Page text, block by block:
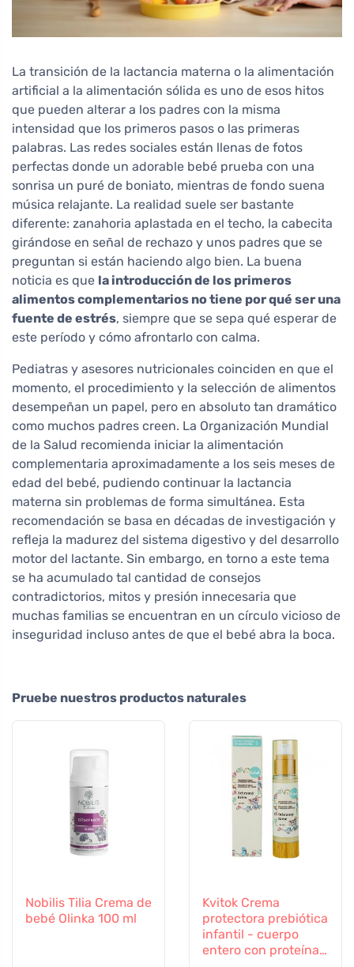
La transición de la lactancia materna o la alimentación
artificial a la alimentación sólida es uno de esos hitos
que pueden alterar a los padres con la misma
intensidad que los primeros pasos o las primeras
palabras. Las redes sociales están llenas de fotos
perfectas donde un adorable bebé prueba con una
sonrisa un puré de boniato, mientras de fondo suena
música relajante. La realidad suele ser bastante
diferente: zanahoria aplastada en el techo, la cabecita
girándose en señal de rechazo y unos padres que se
preguntan si están haciendo algo bien. La buena
noticia es que la introducción de los primeros
alimentos complementarios no tiene por qué ser una
fuente de estrés, siempre que se sepa qué esperar de
este período y cómo afrontarlo con calma.
Pediatras y asesores nutricionales coinciden en que el
momento, el procedimiento y la selección de alimentos
desempeñan un papel, pero en absoluto tan dramático
como muchos padres creen. La Organización Mundial
de la Salud recomienda iniciar la alimentación
complementaria aproximadamente a los seis meses de
edad del bebé, pudiendo continuar la lactancia
materna sin problemas de forma simultánea. Esta
recomendación se basa en décadas de investigación y
refleja la madurez del sistema digestivo y del desarrollo
motor del lactante. Sin embargo, en torno a este tema
se ha acumulado tal cantidad de consejos
contradictorios, mitos y presión innecesaria que
muchas familias se encuentran en un círculo vicioso de
inseguridad incluso antes de que el bebé abra la boca.
Pruebe nuestros productos naturales
Nobilis Tilia Crema de
bebé Olinka 100 ml
Kvitok Crema
protectora prebiótica
infantil - cuerpo
entero con proteína